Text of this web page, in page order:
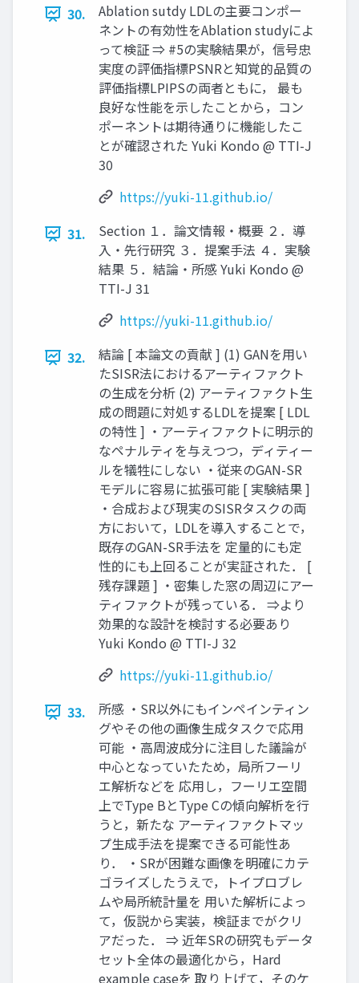
30.
Ablation sutdy LDLの主要コンポー
ネントの有効性をAblation studyによ
って検証 ⇒ #5の実験結果が，信号忠
実度の評価指標PSNRと知覚的品質の
評価指標LPIPSの両者ともに， 最も
良好な性能を示したことから，コン
ポーネントは期待通りに機能したこ
とが確認された Yuki Kondo @ TTI-J
30
https://yuki-11.github.io/
31.
Section １．論文情報・概要 ２．導
入・先行研究 ３．提案手法 ４．実験
結果 ５．結論・所感 Yuki Kondo @
TTI-J 31
https://yuki-11.github.io/
32.
結論 [ 本論文の貢献 ] (1) GANを用い
たSISR法におけるアーティファクト
の生成を分析 (2) アーティファクト生
成の問題に対処するLDLを提案 [ LDL
の特性 ] ・アーティファクトに明示的
なペナルティを与えつつ，ディティー
ルを犠牲にしない ・従来のGAN-SR
モデルに容易に拡張可能 [ 実験結果 ]
・合成および現実のSISRタスクの両
方において，LDLを導入することで，
既存のGAN-SR手法を 定量的にも定
性的にも上回ることが実証された． [
残存課題 ] ・密集した窓の周辺にアー
ティファクトが残っている． ⇒より
効果的な設計を検討する必要あり
Yuki Kondo @ TTI-J 32
https://yuki-11.github.io/
33.
所感 ・SR以外にもインペインティン
グやその他の画像生成タスクで応用
可能 ・高周波成分に注目した議論が
中心となっていたため，局所フーリ
エ解析などを 応用し，フーリエ空間
上でType BとType Cの傾向解析を行
うと，新たな アーティファクトマッ
プ生成手法を提案できる可能性あ
り． ・SRが困難な画像を明確にカテ
ゴライズしたうえで，トイプロブレ
ムや局所統計量を 用いた解析によっ
て，仮説から実装，検証までがクリ
アだった． ⇒ 近年SRの研究もデータ
セット全体の最適化から，Hard
example caseを 取り上げて，そのケ